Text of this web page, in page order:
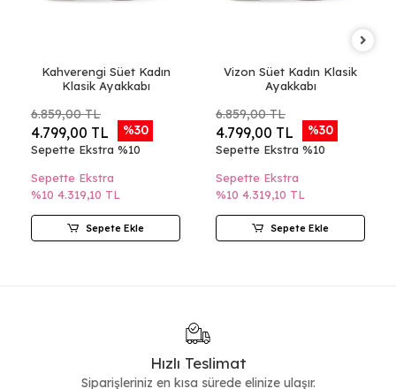
Kahverengi Süet Kadın
Klasik Ayakkabı
6.859,00 TL
4.799,00 TL %30
Sepette Ekstra %10
Sepette Ekstra
%10 4.319,10 TL
Sepete Ekle
Vizon Süet Kadın Klasik
Ayakkabı
6.859,00 TL
4.799,00 TL %30
Sepette Ekstra %10
Sepette Ekstra
%10 4.319,10 TL
Sepete Ekle
Hızlı Teslimat
Siparişleriniz en kısa sürede elinize ulaşır.